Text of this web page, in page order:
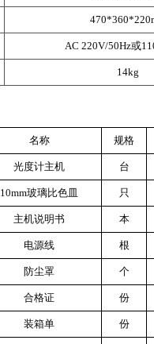
AC 220V/50Hz或
14kg
名称 规格
光度计主机 台
10mm玻璃比色皿 只
主机说明书 本
电源线 根
防尘罩 个
合格证 份
装箱单 份